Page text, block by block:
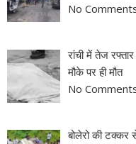
No
रांची में तेज
मौके पर ही मौत
No
बोलेरो की टक्कर